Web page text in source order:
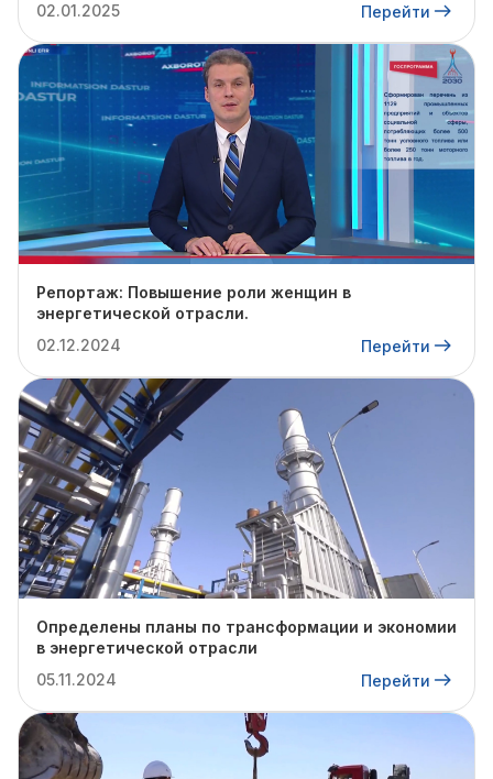
02.01.2025
Перейти
Репортаж: Повышение роли женщин в
энергетической отрасли.
02.12.2024
Перейти
Определены планы по трансформации и экономии
в энергетической отрасли
05.11.2024
Перейти